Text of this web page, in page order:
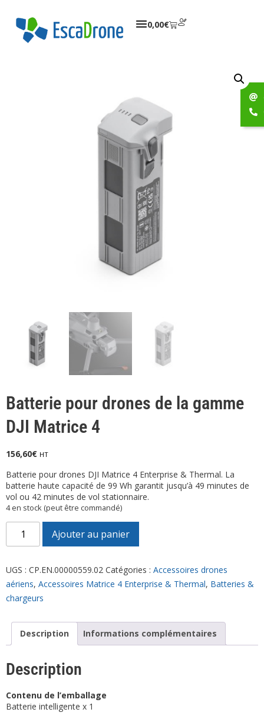
0,00€
Batterie pour drones de la gamme
DJI Matrice 4
156,60€ HT
Batterie pour drones DJI Matrice 4 Enterprise & Thermal. La
batterie haute capacité de 99 Wh garantit jusqu’à 49 minutes de
vol ou 42 minutes de vol stationnaire.
4 en stock (peut être commandé)
Ajouter au panier
UGS : CP.EN.00000559.02 Catégories : Accessoires drones
aériens, Accessoires Matrice 4 Enterprise & Thermal, Batteries &
chargeurs
Description Informations complémentaires
Description
Contenu de l’emballage
Batterie intelligente x 1